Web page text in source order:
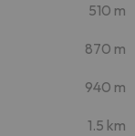
510 m
870 m
940 m
1.5 km